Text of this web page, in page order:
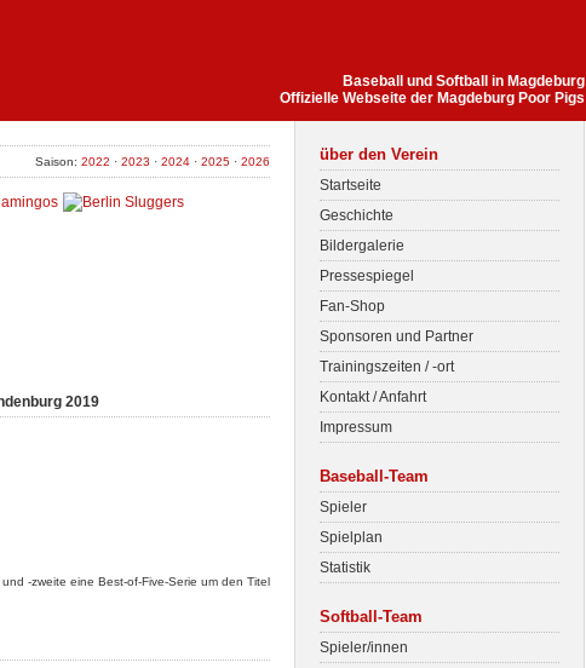
Baseball und Softball in Magdeburg
Offizielle Webseite der Magdeburg Poor Pigs
Saison: 2022 · 2023 · 2024 · 2025 · 2026
2019
-zweite eine Best-of-Five-Serie um den Titel
über den Verein
Startseite
Geschichte
Bildergalerie
Pressespiegel
Fan-Shop
Sponsoren und Partner
Trainingszeiten / -ort
Kontakt / Anfahrt
Impressum
Baseball-Team
Spieler
Spielplan
Statistik
Softball-Team
Spieler/innen